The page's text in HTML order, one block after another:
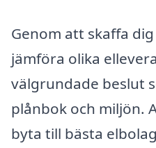
Genom att skaffa
jämföra olika
välgrundade beslut
plånbok och miljön.
byta till bästa